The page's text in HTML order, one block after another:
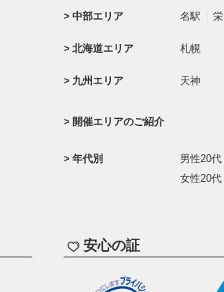
中部エリア 名駅 栄
北海道エリア 札幌
九州エリア 天神
開催エリアのご紹介
年代別 男性20代
女性20代
安心の証